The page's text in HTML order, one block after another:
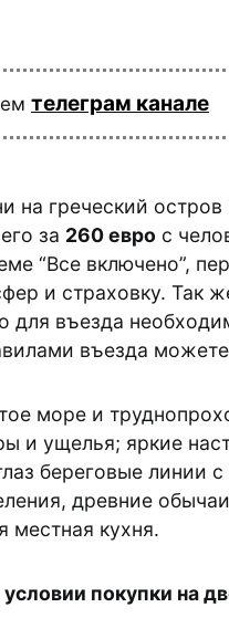
телеграм канале
на греческий остров
за 260 евро с
“Все включено”,
и страховку. Так
для въезда
въезда можете
море и
и ущелья; яркие
береговые линии
древние
местная кухня.
покупки на